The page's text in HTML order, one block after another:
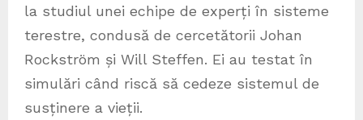
la studiul unei echipe de experți în sisteme
terestre, condusă de cercetătorii Johan
Rockström și Will Steffen. Ei au testat în
simulări când riscă să cedeze sistemul de
susținere a vieții.